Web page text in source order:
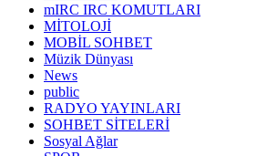
mIRC IRC KOMUTLARI
MİTOLOJİ
MOBİL SOHBET
Müzik Dünyası
News
public
RADYO YAYINLARI
SOHBET SİTELERİ
Sosyal Ağlar